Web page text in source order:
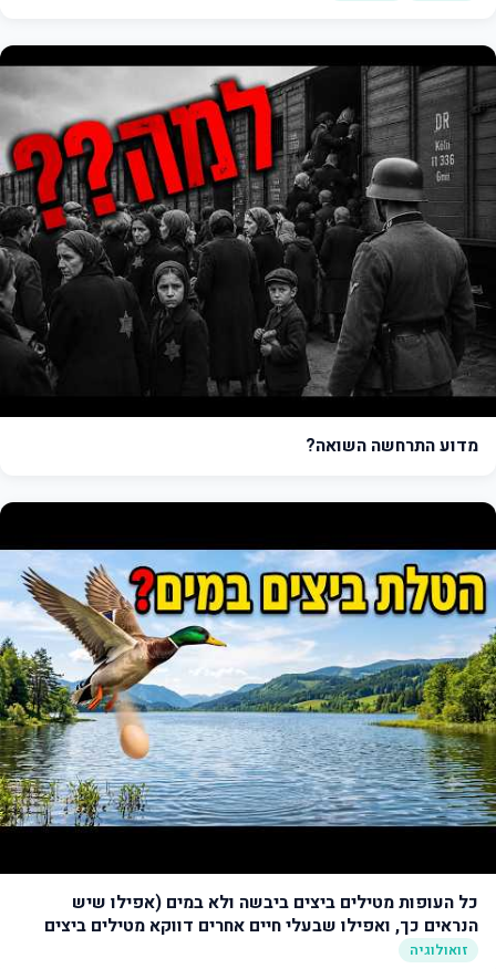
מדוע התרחשה השואה?
כל העופות מטילים ביצים ביבשה ולא במים (אפילו שיש
הנראים כך, ואפילו שבעלי חיים אחרים דווקא מטילים ביצים
במים)
זואולוגיה